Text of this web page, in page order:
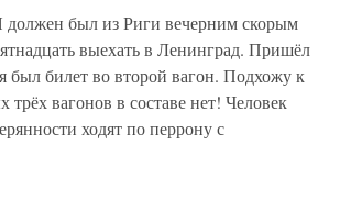
должен был из Риги вечерним скорым
выехать в Ленинград. Пришёл
был билет во второй вагон. Подхожу к
трёх вагонов в составе нет! Человек
ходят по перрону с